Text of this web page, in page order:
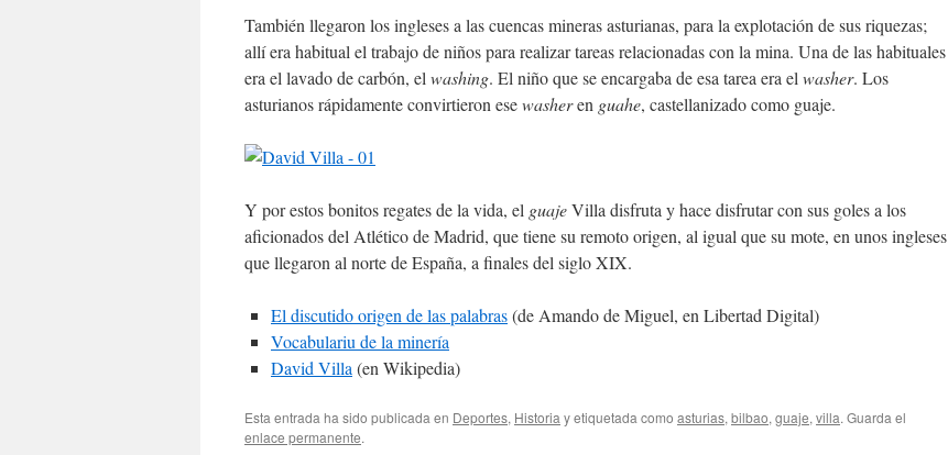
También llegaron los ingleses a las cuencas mineras asturianas, para la explotación de sus riquezas;
allí era habitual el trabajo de niños para realizar tareas relacionadas con la mina. Una de las habituales
era el lavado de carbón, el washing. El niño que se encargaba de esa tarea era el washer. Los
asturianos rápidamente convirtieron esewasheren guahe, castellanizado como guaje.
Y por estos bonitos regates de la vida, el guajeVilla disfruta y hace disfrutar con sus goles a los
aficionados del Atlético de Madrid, que tiene su remoto origen, al igual que su mote, en unos ingleses
que llegaron al norte de España, a finales del siglo XIX.
El discutido origen de las palabras(de Amando de Miguel, en Libertad Digital)
Vocabulariu de la minería
David Villa (en Wikipedia)
Esta entrada ha sido publicada en Deportes, Historia y etiquetada como asturias, bilbao, guaje, villa. Guarda el
enlace permanente.